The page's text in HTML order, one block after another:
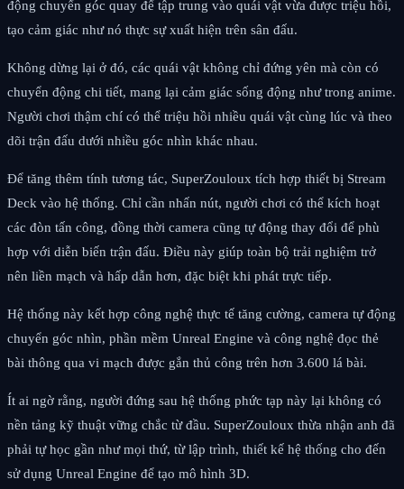
động chuyển góc quay để tập trung vào quái vật vừa được triệu hồi,
tạo cảm giác như nó thực sự xuất hiện trên sân đấu.
Không dừng lại ở đó, các quái vật không chỉ đứng yên mà còn có
chuyển động chi tiết, mang lại cảm giác sống động như trong anime.
Người chơi thậm chí có thể triệu hồi nhiều quái vật cùng lúc và theo
dõi trận đấu dưới nhiều góc nhìn khác nhau.
Để tăng thêm tính tương tác, SuperZouloux tích hợp thiết bị Stream
Deck vào hệ thống. Chỉ cần nhấn nút, người chơi có thể kích hoạt
các đòn tấn công, đồng thời camera cũng tự động thay đổi để phù
hợp với diễn biến trận đấu. Điều này giúp toàn bộ trải nghiệm trở
nên liền mạch và hấp dẫn hơn, đặc biệt khi phát trực tiếp.
Hệ thống này kết hợp công nghệ thực tế tăng cường, camera tự động
chuyển góc nhìn, phần mềm Unreal Engine và công nghệ đọc thẻ
bài thông qua vi mạch được gắn thủ công trên hơn 3.600 lá bài.
Ít ai ngờ rằng, người đứng sau hệ thống phức tạp này lại không có
nền tảng kỹ thuật vững chắc từ đầu. SuperZouloux thừa nhận anh đã
phải tự học gần như mọi thứ, từ lập trình, thiết kế hệ thống cho đến
sử dụng Unreal Engine để tạo mô hình 3D.